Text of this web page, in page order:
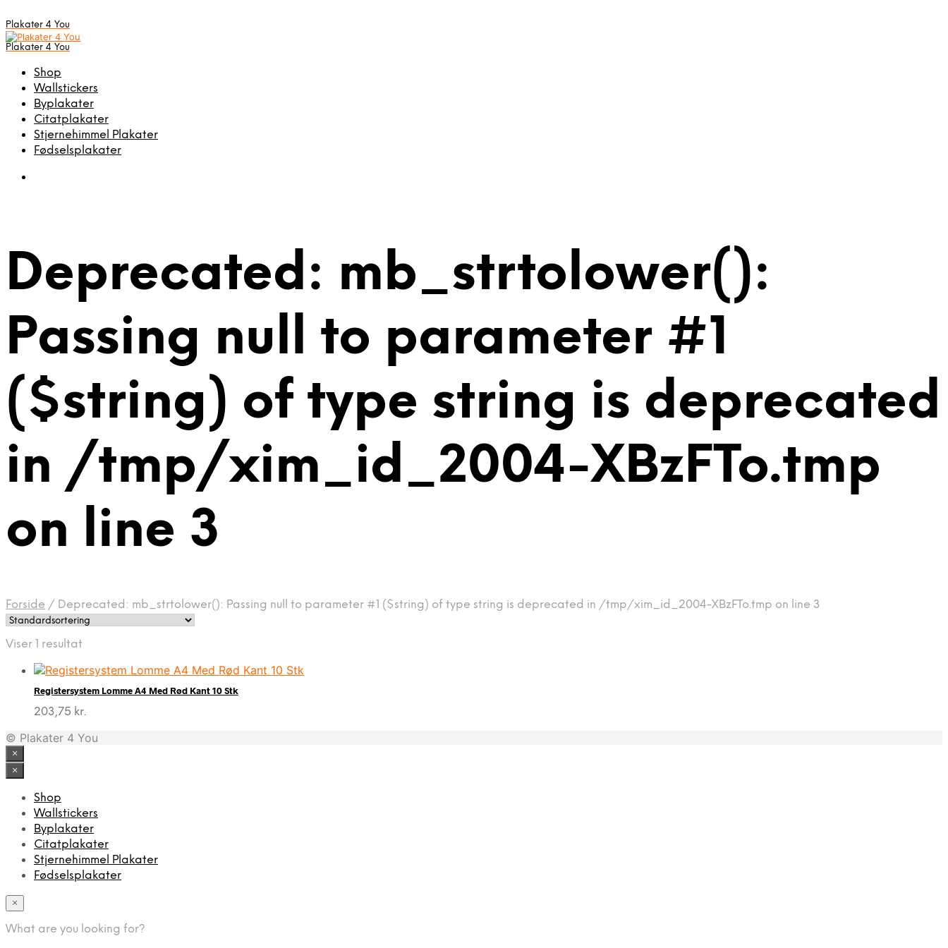
Plakater 4 You
Plakater 4 You
Shop
Wallstickers
Byplakater
Citatplakater
Stjernehimmel Plakater
Fødselsplakater
Deprecated: mb_strtolower():
Passing null to parameter #1
($string) of type string is deprecated
in /tmp/xim_id_2004-XBzFTo.tmp
on line 3
Forside / Deprecated: mb_strtolower(): Passing null to parameter #1 ($string) of type string is deprecated in /tmp/xim_id_2004-XBzFTo.tmp on line 3
Viser 1 resultat
Registersystem Lomme A4 Med Rød Kant 10 Stk
203,75 kr.
© Plakater 4 You
×
×
Shop
Wallstickers
Byplakater
Citatplakater
Stjernehimmel Plakater
Fødselsplakater
×
What are you looking for?